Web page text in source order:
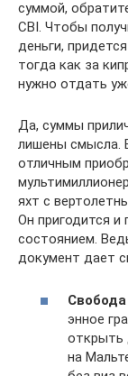
суммой,
CBI. Чтобы
деньги,
тогда как за
нужно отдать
Да, суммы
лишены смысла.
отличным
яхт с
Он пригодится
состоянием.
документ дает
энное
открыть
на